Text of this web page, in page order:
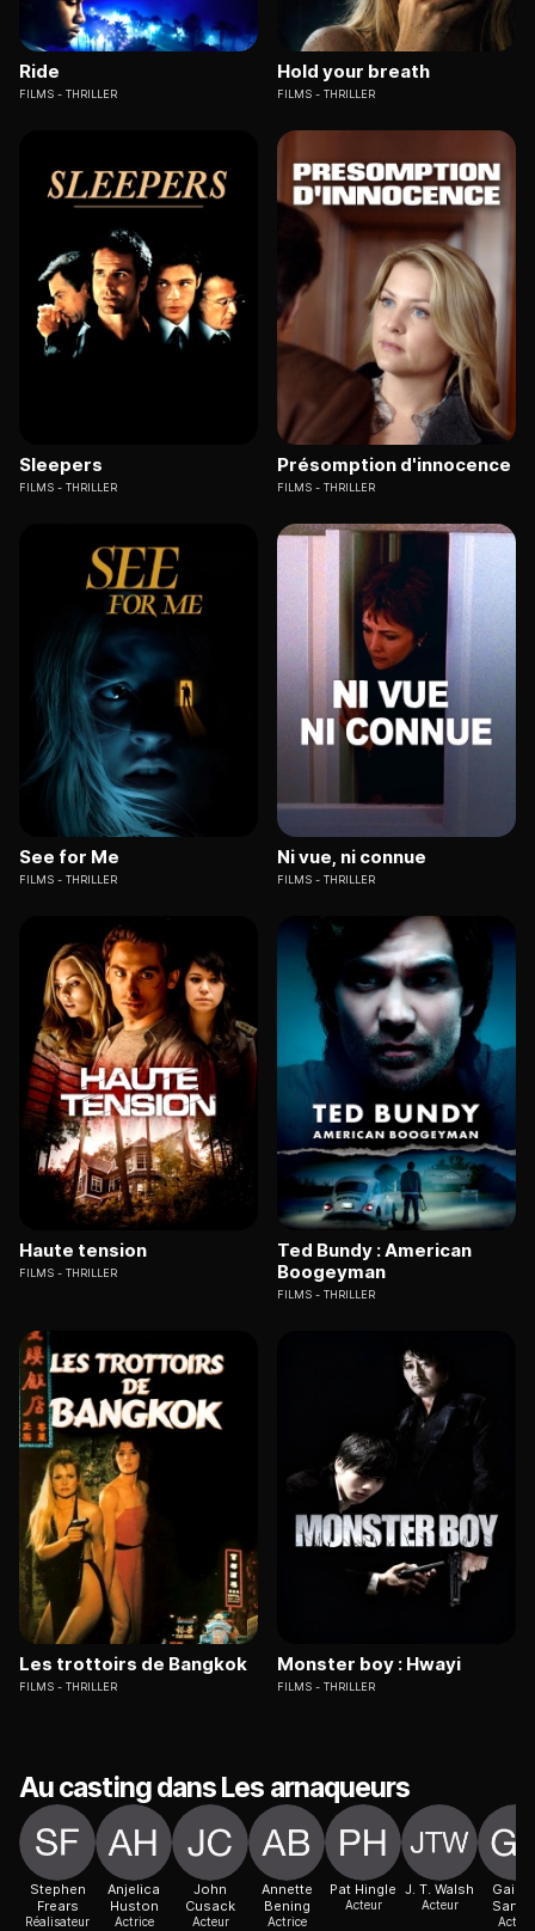
Ride
FILMS THRILLER
Hold your breath
FILMS THRILLER
Sleepers
FILMS THRILLER
Présomption d'innocence
FILMS THRILLER
See for Me
FILMS THRILLER
Ni vue, ni connue
FILMS THRILLER
Haute tension
FILMS THRILLER
Ted Bundy : American
Boogeyman
FILMS THRILLER
Les trottoirs de Bangkok
FILMS THRILLER
Monster boy : Hwayi
FILMS THRILLER
Au casting dans Les arnaqueurs
Stephen
Frears
Réalisateur
Anjelica
Huston
Actrice
John
Cusack
Acteur
Annette
Bening
Actrice
Pat Hingle
Acteur
J. T. Walsh
Acteur
Acteur